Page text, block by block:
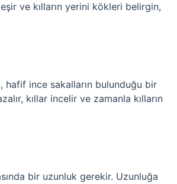
ve kılların yerini kökleri belirgin,
hafif ince sakalların bulunduğu bir
kıllar incelir ve zamanla kılların
bir uzunluk gerekir. Uzunluğa